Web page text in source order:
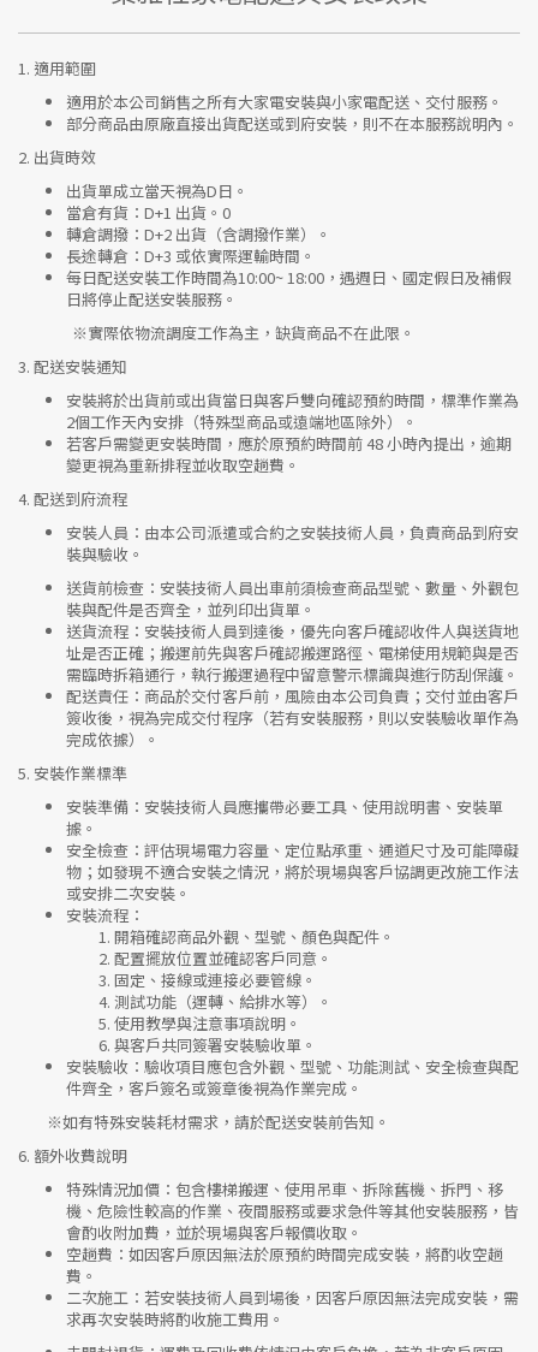
1. 適用範圍
適用於本公司銷售之所有大家電安裝與小家電配送、交付服務。
部分商品由原廠直接出貨配送或到府安裝，則不在本服務說明內。
2. 出貨時效
出貨單成立當天視為D日。
當倉有貨： D+1 出貨。0
轉倉調撥： D+2 出貨（含調撥作業）。
長途轉倉： D+3 或依實際運輸時間。
每日配送安裝工作時間為10:00~ 18:00，遇週日、國定假日及補假
日將停止配送安裝服務。
※實際依物流調度工作為主，缺貨商品不在此限。
3. 配送安裝通知
安裝將於出貨前或出貨當日與客戶雙向確認預約時間，標準作業為
2個工作天內安排（特殊型商品或遠端地區除外）。
若客戶需變更安裝時間，應於原預約時間前 48 小時內提出，逾期
變更視為重新排程並收取空趟費。
4. 配送到府流程
安裝人員 ：由本公司派遣或合約之安裝技術人員，負責商品到府安
裝與驗收。
送貨前檢查 ：安裝技術人員出車前須檢查商品型號、數量、外觀包
裝與配件是否齊全，並列印出貨單。
送貨流程 ：安裝技術人員到達後，優先向客戶確認收件人與送貨地
址是否正確；搬運前先與客戶確認搬運路徑、電梯使用規範與是否
需臨時拆箱通行，執行搬運過程中留意警示標識與進行防刮保護。
配送責任 ：商品於交付客戶前，風險由本公司負責；交付並由客戶
簽收後，視為完成交付程序（若有安裝服務，則以安裝驗收單作為
完成依據）。
5. 安裝作業標準
安裝準備 ：安裝技術人員應攜帶必要工具、使用說明書、安裝單
據。
安全檢查 ：評估現場電力容量、定位點承重、通道尺寸及可能障礙
物；如發現不適合安裝之情況，將於現場與客戶協調更改施工作法
或安排二次安裝。
安裝流程 ：
開箱確認商品外觀、型號、顏色與配件。
配置擺放位置並確認客戶同意。
固定、接線或連接必要管線。
測試功能（運轉、給排水等）。
使用教學與注意事項說明。
與客戶共同簽署安裝驗收單。
安裝驗收 ：驗收項目應包含外觀、型號、功能測試、安全檢查與配
件齊全，客戶簽名或簽章後視為作業完成。
※如有特殊安裝耗材需求，請於配送安裝前告知。
6. 額外收費說明
特殊情況加價 ：包含樓梯搬運、使用吊車、拆除舊機、拆門、移
機、危險性較高的作業、夜間服務或要求急件等其他安裝服務，皆
會酌收附加費，並於現場與客戶報價收取。
空趟費 ：如因客戶原因無法於原預約時間完成安裝，將酌收空趟
費。
二次施工 ：若安裝技術人員到場後，因客戶原因無法完成安裝，需
求再次安裝時將酌收施工費用。